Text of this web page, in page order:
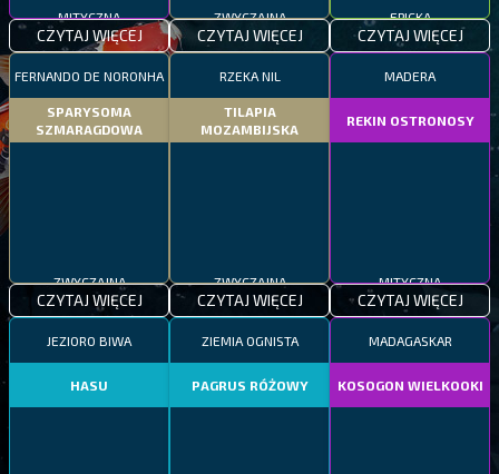
MITYCZNA
CZYTAJ WIĘCEJ
ZWYCZAJNA
CZYTAJ WIĘCEJ
EPICKA
CZYTAJ WIĘCEJ
FERNANDO DE NORONHA
SPARYSOMA
SZMARAGDOWA
ZWYCZAJNA
CZYTAJ WIĘCEJ
RZEKA NIL
TILAPIA
MOZAMBIJSKA
ZWYCZAJNA
CZYTAJ WIĘCEJ
MADERA
REKIN OSTRONOSY
MITYCZNA
CZYTAJ WIĘCEJ
JEZIORO BIWA
HASU
ZIEMIA OGNISTA
PAGRUS RÓŻOWY
MADAGASKAR
KOSOGON WIELKOOKI